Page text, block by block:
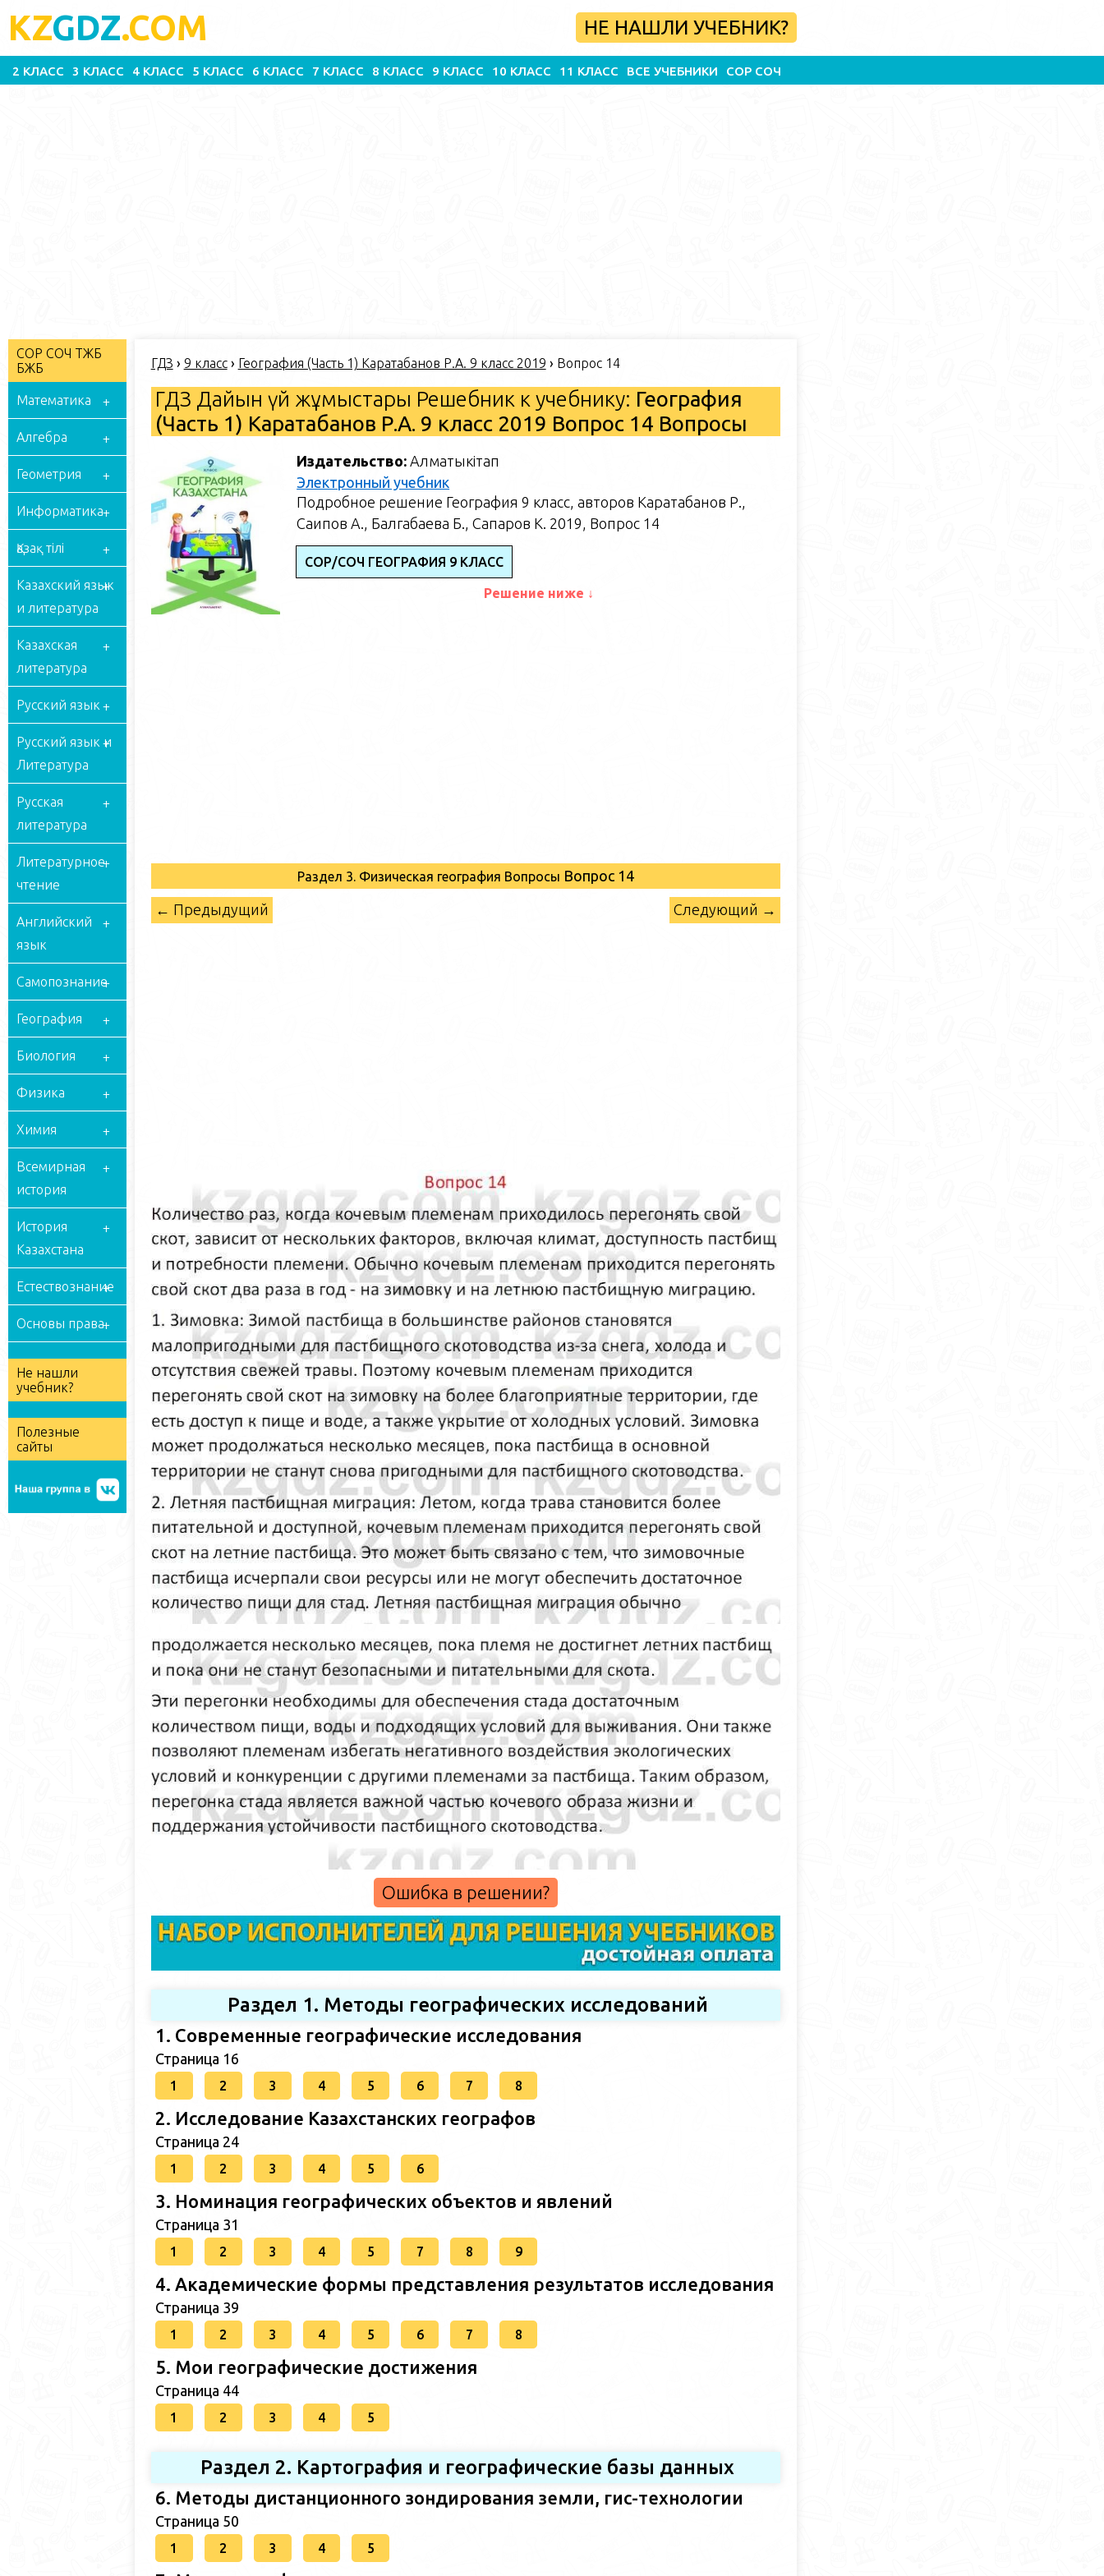
KZGDZ.COM НЕ НАШЛИ УЧЕБНИК?
2 КЛАСС 3 КЛАСС 4 КЛАСС 5 КЛАСС 6 КЛАСС 7 КЛАСС 8 КЛАСС 9 КЛАСС 10 КЛАСС 11 КЛАСС ВСЕ УЧЕБНИКИ СОР СОЧ
СОР СОЧ ТЖБ
БЖБ
Математика
Алгебра
Геометрия
Информатика
Қазақ тілі
Казахский язык
и литература
Казахская
литература
Русский язык
Русский язык и
Литература
Русская
литература
Литературное
чтение
Английский
язык
Самопознание
География
Биология
Физика
Химия
Всемирная
история
История
Казахстана
Естествознание
Основы права
Не нашли
учебник?
Полезные
сайты
ГДЗ › 9 класс› География (Часть 1) Каратабанов Р.А. 9 класс 2019 › Вопрос 14
ГДЗ Дайын үй жұмыстары Решебник к учебнику: География
(Часть 1) Каратабанов Р.А. 9 класс 2019 Вопрос 14 Вопросы
Издательство:Алматыкітап
Электронный учебник
Подробное решение География 9 класс, авторов Каратабанов Р.,
Саипов А., Балгабаева Б., Сапаров К. 2019, Вопрос 14
СОР/СОЧ ГЕОГРАФИЯ 9 КЛАСС
Решение ниже ↓
Раздел 3. Физическая география Вопросы Вопрос 14
← Предыдущий Следующий →
Ошибка в решении?
Раздел 1. Методы географических исследований
1. Современные географические исследования
Страница 16
1 2 3 4 5 6 7 8
2. Исследование Казахстанских географов
Страница 24
1 2 3 4 5 6
3. Номинация географических объектов и явлений
Страница 31
1 2 3 4 5 7 8 9
4. Академические формы представления результатов исследования
Страница 39
1 2 3 4 5 6 7 8
5. Мои географические достижения
Страница 44
1 2 3 4 5
Раздел 2. Картография и географические базы данных
6. Методы дистанционного зондирования земли, гис-технологии
Страница 50
1 2 3 4 5